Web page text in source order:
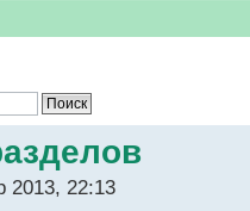
2013, 22:13